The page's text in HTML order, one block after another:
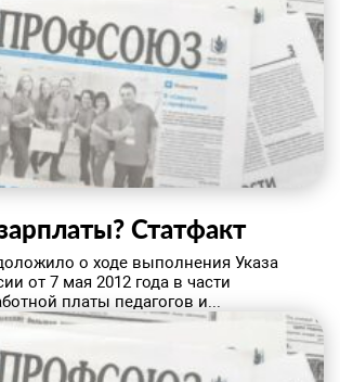
​Статфакт
о ходе выполнения Указа
от 7 мая 2012 года в части
платы педагогов и...